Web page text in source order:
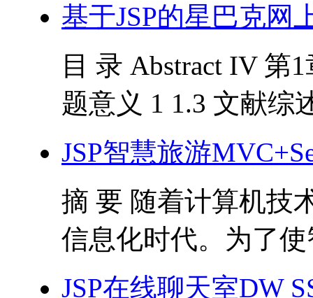
基于JSP的星巴克网
目 录 Abstract IV 第
题意义 1 1.3 文献综
JSP智慧旅游
摘 要 随着计算机技
信息化时代。为了
JSP在线聊天室DW